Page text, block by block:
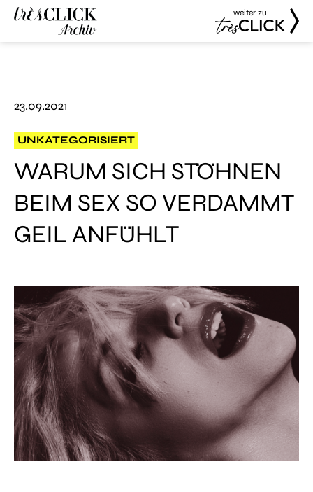
weiter zu
23.09.2021
UNKATEGORISIERT
WARUM SICH STÖHNEN
BEIM SEX SO VERDAMMT
GEIL ANFÜHLT